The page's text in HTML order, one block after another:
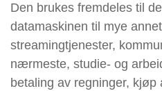
Den brukes fremdeles til
datamaskinen til mye
streamingtjenester,
nærmeste, studie- og
betaling av regninger, kjøp